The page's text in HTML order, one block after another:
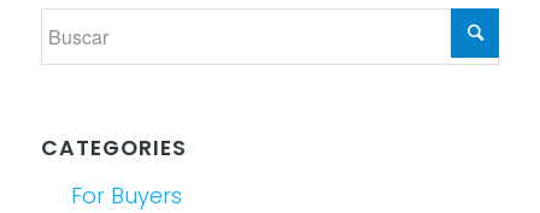
CATEGORIES
For Buyers